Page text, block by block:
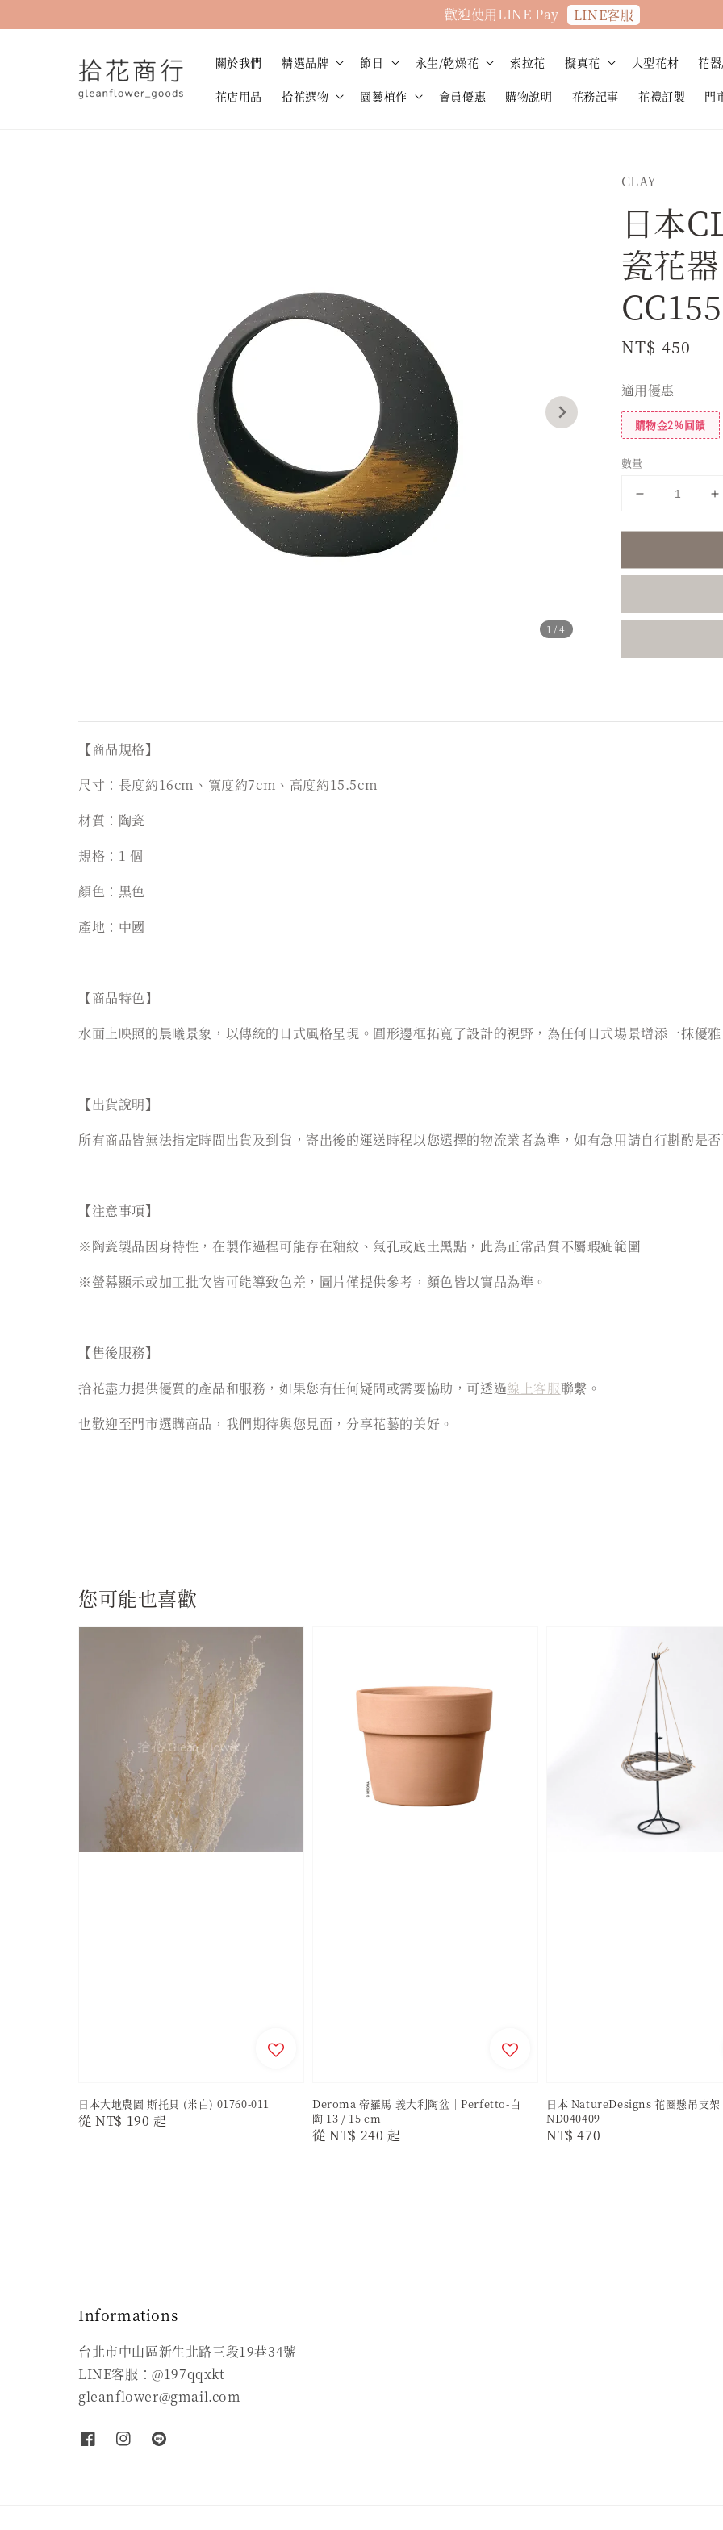
歡迎使用LINE Pay LINE客服
關於我們 精選品牌 節日 永生/乾燥花 索拉花 擬真花 大型花材 花
花店用品 拾花選物 園藝植作 會員優惠 購物說明 花務記事 花禮訂製 門
1 /4
CLAY
日本
瓷花
Regular
NT$ 450
適用優惠
購物金2%回饋
數量
【商品規格】
尺寸：長度約16cm、寬度約7cm、高度約15.5cm
材質：陶瓷
規格：1 個
顏色：黑色
產地：中國
【商品特色】
水面上映照的晨曦景象，以傳統的日式風格呈現。圓形邊框拓寬了設計的視野，為任何日式場景增添一抹優
【出貨說明】
所有商品皆無法指定時間出貨及到貨，寄出後的運送時程以您選擇的物流業者為準，如有急用請自行斟酌是
【注意事項】
※陶瓷製品因身特性，在製作過程可能存在釉紋、氣孔或底土黑點，此為正常品質不屬瑕疵範圍
※螢幕顯示或加工批次皆可能導致色差，圖片僅提供參考，顏色皆以實品為準。
【售後服務】
拾花盡力提供優質的產品和服務，如果您有任何疑問或需要協助，可透過線上客服聯繫。
也歡迎至門市選購商品，我們期待與您見面，分享花藝的美好。
您可能也喜歡
日本大地農園 斯托貝 (米白) 01760-011
Regular
從NT$ 190 起
Deroma 帝羅馬 義大利陶盆｜Perfetto-白
陶 13 / 15 cm
Regular
從NT$ 240 起
日本 NatureDesigns 花圈懸吊支架
ND040409
Regular
NT$ 470
Informations
台北市中山區新生北路三段19巷34號
LINE客服：@197qqxkt
gleanflower@gmail.com